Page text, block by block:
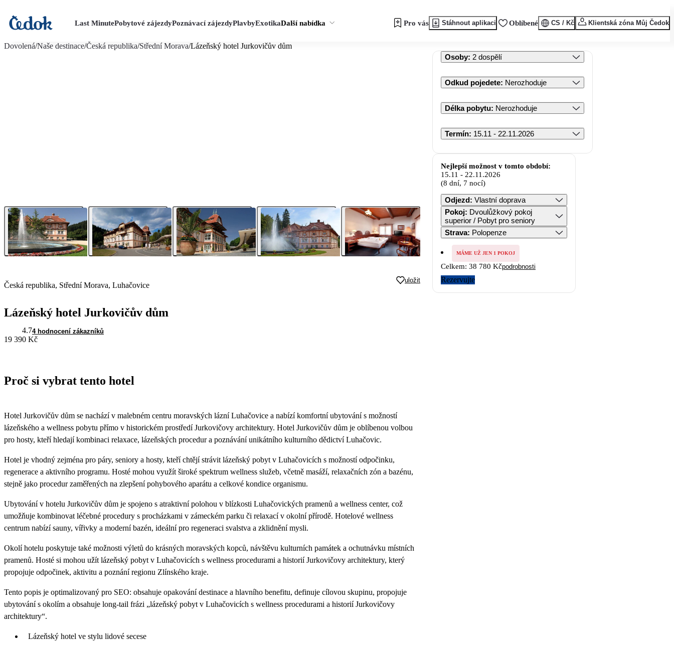
Last MinutePobytové zájezdyPoznávací zájezdyPlavbyExotikaDalší nabídka Pro vás Stáhnout aplikaci Oblíbené CS / Kč Klientská zóna Můj Čedok
Dovolená/Naše destinace/Česká republika/Střední Morava/Lázeňský hotel Jurkovičův dům
Česká republika, Střední Morava, Luhačovice
uložit
Lázeňský hotel Jurkovičův dům
4.74 hodnocení zákazníků
19 390 Kč
Proč si vybrat tento hotel
Hotel Jurkovičův dům se nachází v malebném centru moravských lázní Luhačovice a nabízí komfortní ubytování s možností
lázeňského a wellness pobytu přímo v historickém prostředí Jurkovičovy architektury. Hotel Jurkovičův dům je oblíbenou volbou
pro hosty, kteří hledají kombinaci relaxace, lázeňských procedur a poznávání unikátního kulturního dědictví Luhačovic.
Hotel je vhodný zejména pro páry, seniory a hosty, kteří chtějí strávit lázeňský pobyt v Luhačovicích s možností odpočinku,
regenerace a aktivního programu. Hosté mohou využít široké spektrum wellness služeb, včetně masáží, relaxačních zón a bazénu,
stejně jako procedur zaměřených na zlepšení pohybového aparátu a celkové kondice organismu.
Ubytování v hotelu Jurkovičův dům je spojeno s atraktivní polohou v blízkosti Luhačovických pramenů a wellness center, což
umožňuje kombinovat léčebné procedury s procházkami v zámeckém parku či relaxací v okolní přírodě. Hotelové wellness
centrum nabízí sauny, vířivky a moderní bazén, ideální pro regeneraci svalstva a zklidnění mysli.
Okolí hotelu poskytuje také možnosti výletů do krásných moravských kopců, návštěvu kulturních památek a ochutnávku místních
pramenů. Hosté si mohou užít lázeňský pobyt v Luhačovicích s wellness procedurami a historií Jurkovičovy architektury, který
propojuje odpočinek, aktivitu a poznání regionu Zlínského kraje.
Tento popis je optimalizovaný pro SEO: obsahuje opakování destinace a hlavního benefitu, definuje cílovou skupinu, propojuje
ubytování s okolím a obsahuje long-tail frázi „lázeňský pobyt v Luhačovicích s wellness procedurami a historií Jurkovičovy
architektury“.
Lázeňský hotel ve stylu lidové secese
Osoby: 2 dospělí
Odkud pojedete: Nerozhoduje
Délka pobytu: Nerozhoduje
Termín: 15.11 - 22.11.2026
Nejlepší možnost v tomto období:
15.11 - 22.11.2026
(8 dní, 7 nocí)
Odjezd: Vlastní doprava
Pokoj: Dvoulůžkový pokoj
superior / Pobyt pro seniory
Strava: Polopenze
MÁME UŽ JEN 1 POKOJ
Celkem: 38 780 Kčpodrobnosti
Rezervujte